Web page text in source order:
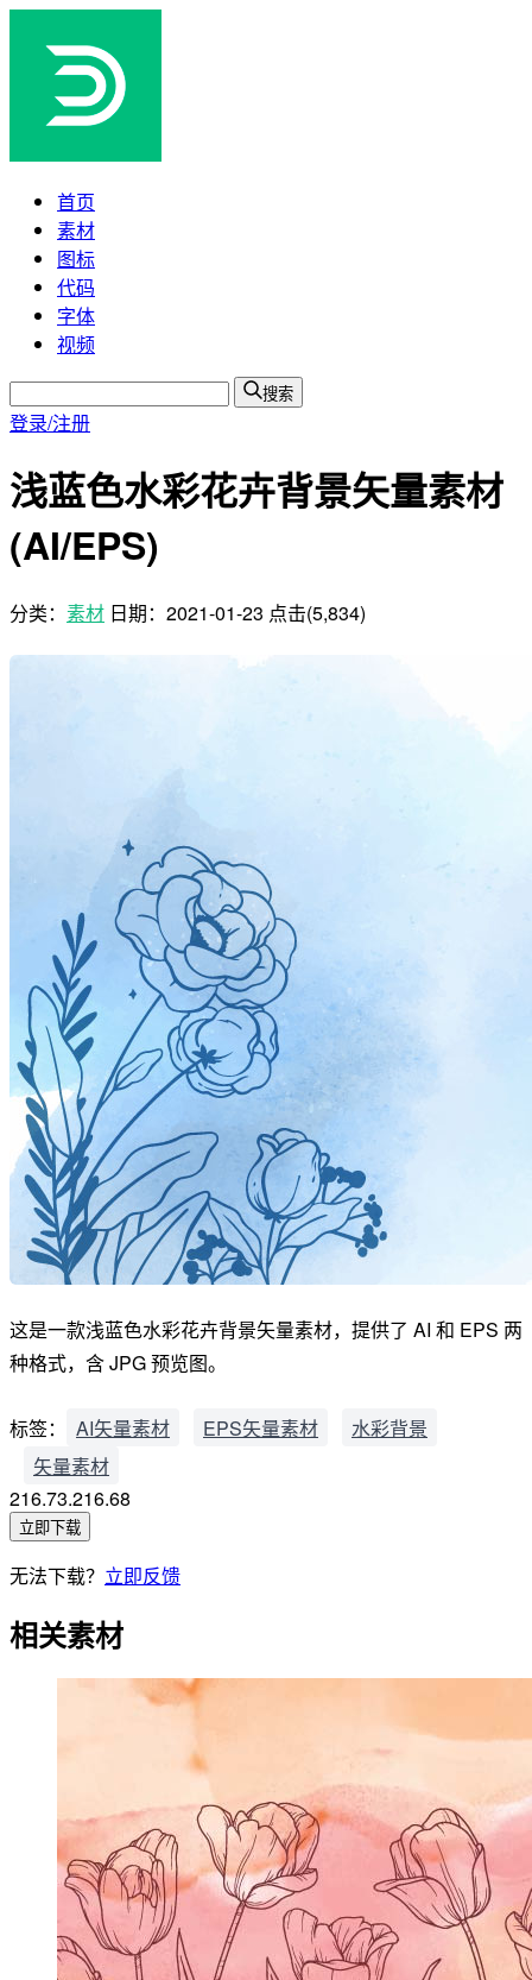
首页
素材
图标
代码
字体
视频
搜索
登录/注册
浅蓝色水彩花卉背景矢量素材
(AI/EPS)
分类： 素材 日期： 2021-01-23 点击(5,834)
这是一款浅蓝色水彩花卉背景矢量素材，提供了 AI 和 EPS 两
种格式，含 JPG 预览图。
标签： AI矢量素材 EPS矢量素材
水彩背景
矢量素材
216.73.216.68
立即下载
无法下载？ 立即反馈
相关素材